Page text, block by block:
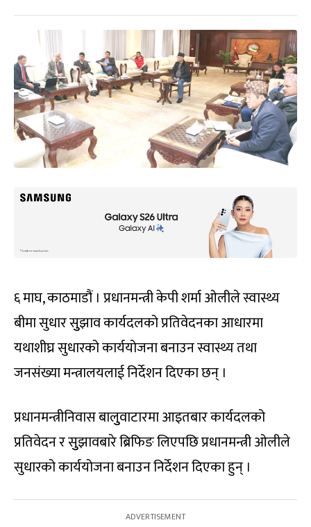
६ माघ, काठमाडौं । प्रधानमन्त्री केपी शर्मा ओलीले स्वास्थ्य
बीमा सुधार सुुझाव कार्यदलको प्रतिवेदनका आधारमा
यथाशीघ्र सुधारको कार्ययोजना बनाउन स्वास्थ्य तथा
जनसंख्या मन्त्रालयलाई निर्देशन दिएका छन् ।
प्रधानमन्त्रीनिवास बालुुवाटारमा आइतबार कार्यदलको
प्रतिवेदन र सुुझावबारे ब्रिफिङ लिएपछि प्रधानमन्त्री ओलीले
सुधारको कार्ययोजना बनाउन निर्देशन दिएका हुन् ।